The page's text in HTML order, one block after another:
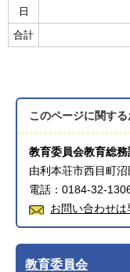
日
合計
このページに関する
教育委員会教育総務
由利本荘市西目町
電話：0184-32-
お問い合わせは
教育委員会